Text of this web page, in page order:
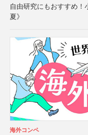
自由研究にもおすすめ
夏》
海外コンペ